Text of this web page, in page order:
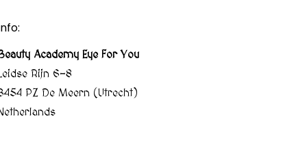
Academy Eye For You
Rijn 6-8
PZ De Meern (Utrecht)